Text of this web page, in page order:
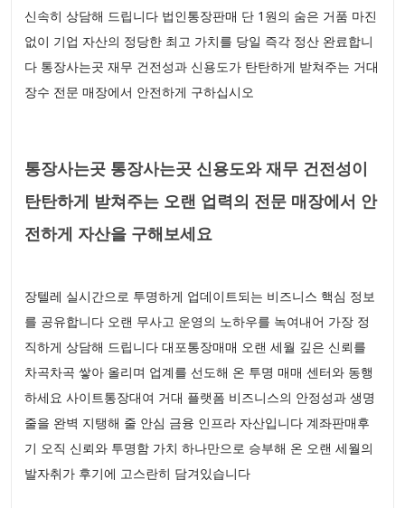
신속히 상담해 드립니다 법인통장판매 단 1원의 숨은 거품 마진
없이 기업 자산의 정당한 최고 가치를 당일 즉각 정산 완료합니
다 통장사는곳 재무 건전성과 신용도가 탄탄하게 받쳐주는 거대
장수 전문 매장에서 안전하게 구하십시오
통장사는곳 통장사는곳 신용도와 재무 건전성이
탄탄하게 받쳐주는 오랜 업력의 전문 매장에서 안
전하게 자산을 구해보세요
장텔레 실시간으로 투명하게 업데이트되는 비즈니스 핵심 정보
를 공유합니다 오랜 무사고 운영의 노하우를 녹여내어 가장 정
직하게 상담해 드립니다 대포통장매매 오랜 세월 깊은 신뢰를
차곡차곡 쌓아 올리며 업계를 선도해 온 투명 매매 센터와 동행
하세요 사이트통장대여 거대 플랫폼 비즈니스의 안정성과 생명
줄을 완벽 지탱해 줄 안심 금융 인프라 자산입니다 계좌판매후
기 오직 신뢰와 투명함 가치 하나만으로 승부해 온 오랜 세월의
발자취가 후기에 고스란히 담겨있습니다